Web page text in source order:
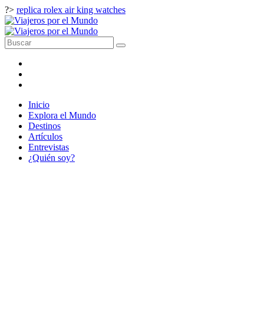
?> replica rolex air king watches
Inicio
Explora el Mundo
Destinos
Artículos
Entrevistas
¿Quién soy?